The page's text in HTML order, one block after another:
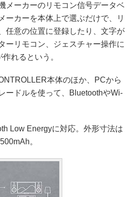
ーカーのリモコン信号データベ
ーカーを本体上で選ぶだけで、リ
任意の位置に登録したり、文字が
ーリモコン、ジェスチャー操作に
れるという。
本体のほか、PCから
ードルを使って、BluetoothやWi-
Low Energyに対応。外形寸法は
。